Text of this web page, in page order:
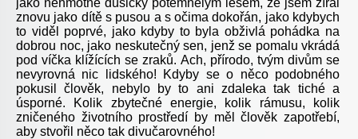
znovu jako dítě s pusou a s očima dokořán, jako kdybych
to viděl poprvé, jako kdyby to byla obživlá pohádka na
dobrou noc, jako neskutečný sen, jenž se pomalu vkrádá
pod víčka klížících se zraků. Ach, přírodo, tvým divům se
nevyrovná nic lidského! Kdyby se o něco podobného
pokusil člověk, nebylo by to ani zdaleka tak tiché a
úsporné. Kolik zbytečné energie, kolik rámusu, kolik
zničeného životního prostředí by měl člověk zapotřebí,
aby stvořil něco tak divučarovného!